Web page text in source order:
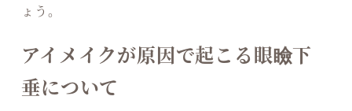
ょう。
アイメイクが原因で起こる眼瞼下
垂について